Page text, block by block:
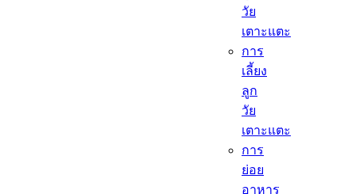
วัย
เตาะแตะ
การ
เลี้ยง
ลูก
วัย
เตาะแตะ
การ
ย่อย
อาหาร